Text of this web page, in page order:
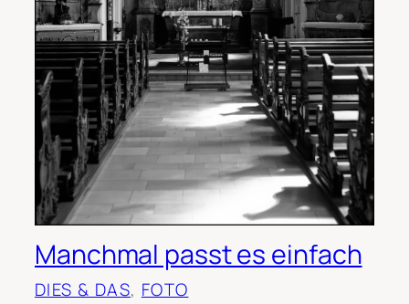
Manchmal passt es einfach
DIES & DAS, FOTO